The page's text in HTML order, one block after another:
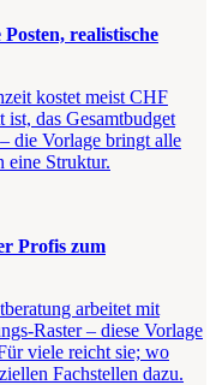
realistische
kostet meist CHF
das Gesamtbudget
die Vorlage bringt alle
eine Struktur.
Profis zum
arbeitet mit
Raster – diese Vorlage
viele reicht sie; wo
Fachstellen dazu.